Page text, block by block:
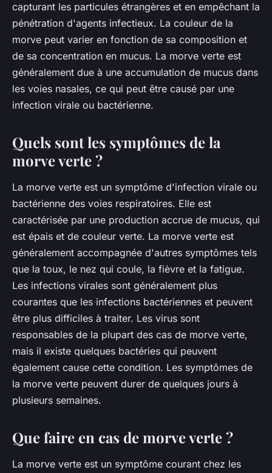
capturant les particules étrangères et en empêchant la
pénétration d'agents infectieux. La couleur de la
morve peut varier en fonction de sa composition et
de sa concentration en mucus. La morve verte est
généralement due à une accumulation de mucus dans
les voies nasales, ce qui peut être causé par une
infection virale ou bactérienne.
Quels sont les symptômes de la
morve verte ?
La morve verte est un symptôme d'infection virale ou
bactérienne des voies respiratoires. Elle est
caractérisée par une production accrue de mucus, qui
est épais et de couleur verte. La morve verte est
généralement accompagnée d'autres symptômes tels
que la toux, le nez qui coule, la fièvre et la fatigue.
Les infections virales sont généralement plus
courantes que les infections bactériennes et peuvent
être plus difficiles à traiter. Les virus sont
responsables de la plupart des cas de morve verte,
mais il existe quelques bactéries qui peuvent
également cause cette condition. Les symptômes de
la morve verte peuvent durer de quelques jours à
plusieurs semaines.
Que faire en cas de morve verte ?
La morve verte est un symptôme courant chez les